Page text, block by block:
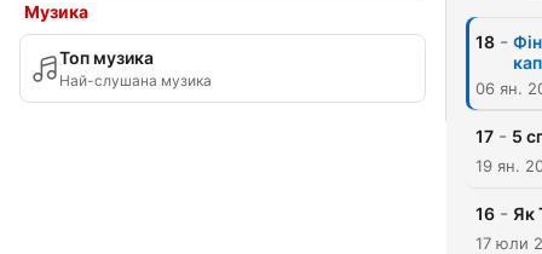
Музика
Топ музика
Най-слушана музика
18 -
06 ян.
17 - 5
19 ян.
16 - Як
17 юли